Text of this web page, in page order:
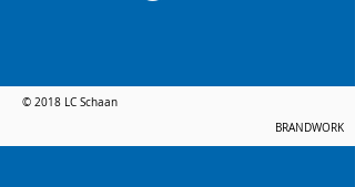
© 2018 LC Schaan
BRANDWORK